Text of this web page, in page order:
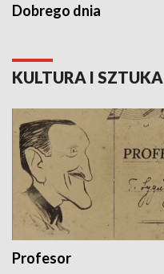
Dobrego dnia
KULTURA I SZTUKA
Profesor